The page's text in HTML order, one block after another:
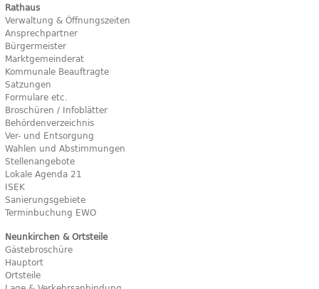
Rathaus
Verwaltung & Öffnungszeiten
Ansprechpartner
Bürgermeister
Marktgemeinderat
Kommunale Beauftragte
Satzungen
Formulare etc.
Broschüren / Infoblätter
Behördenverzeichnis
Ver- und Entsorgung
Wahlen und Abstimmungen
Stellenangebote
Lokale Agenda 21
ISEK
Sanierungsgebiete
Terminbuchung EWO
Neunkirchen & Ortsteile
Gästebroschüre
Hauptort
Ortsteile